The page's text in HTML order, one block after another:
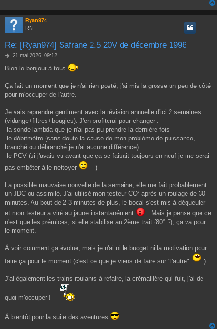
Ryan974
RN
Re: [Ryan974] Safrane 2.5 20V de décembre 1996
M
s
a
e
21 mai 2026, 09:12
Bien le bonjour à tous
Ça fait un moment que je n'ai rien posté, j'ai mis la grosse un peu de côté
pour m'occuper de l'autre.
Je vais reprendre gentiment avec la révision annuelle d'ici 2 semaines
(vidange+filtres+bougies). J'en profiterai pour changer :
-la sonde lambda que je n'ai pas pu prendre la dernière fois
-le débitmètre (sans doute la cause de mon problème de puissance,
branché ou débranché je n'ai aucune différence)
-le PCV (si j'avais vu avant que ça se faisait toujours en neuf je me serai
pas embêter à le nettoyer
)
La possible mauvaise nouvelle de la semaine, elle me fait probablement
un JDC ou assimilé. J'ai utilisé mon testeur CO² après un roulage de 30
minutes. Au bout de 2-3 minutes de plus, le bocal s'est mis à dégueuler
et mon testeur a viré au jaune instantanément
. Mais je pense que ce
n'est que les prémices, si elle stabilise au 2ème trait (80° ?), ça va pour
le moment.
À voir comment ça évolue, mais je n'ai ni le budget ni la motivation pour
faire ça pour le moment (c'est ce que je viens de faire sur "l'autre"
).
J'ai également les trains roulants à refaire, la crémaillère qui fuit, j'ai de
quoi m'occuper !
À bientôt pour la suite des aventures